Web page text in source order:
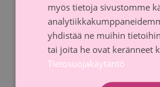
SINI Sieniliina 5-pack
Sinituote
Lahjoitusosuus
0,10 € 1,80 €
myös tietoja sivustomme
yhdistää ne muihin
tai joita he ovat keränneet
Tietosuojakäytäntö